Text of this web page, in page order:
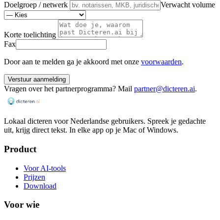
Doelgroep / netwerk
Verwacht volume
Korte toelichting
Fax
Door aan te melden ga je akkoord met onze voorwaarden.
Verstuur aanmelding
Vragen over het partnerprogramma? Mail partner@dicteren.ai.
Lokaal dicteren voor Nederlandse gebruikers. Spreek je gedachte
uit, krijg direct tekst. In elke app op je Mac of Windows.
Product
Voor AI-tools
Prijzen
Download
Voor wie